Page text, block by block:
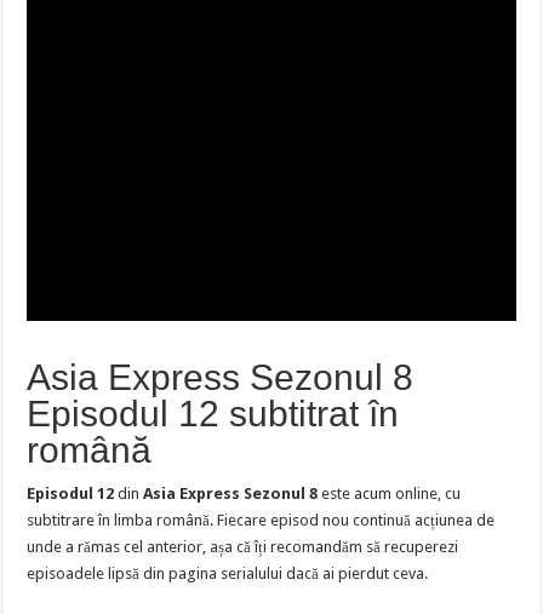
Asia Express Sezonul 8
Episodul 12 subtitrat în
română
Episodul 12 dinAsia Express Sezonul 8 este acum online, cu
subtitrare în limba română. Fiecare episod nou continuă acțiunea de
unde a rămas cel anterior, așa că îți recomandăm să recuperezi
episoadele lipsă din pagina serialului dacă ai pierdut ceva.